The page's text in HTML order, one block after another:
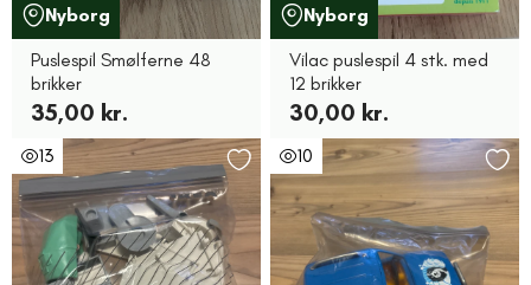
Nyborg
Puslespil Smølferne 48
brikker
35,00 kr.
Nyborg
Vilac puslespil 4 stk. med
12 brikker
30,00 kr.
13 10